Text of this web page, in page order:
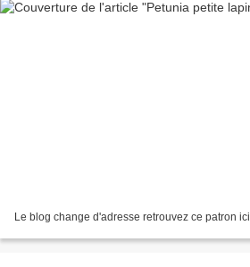
Le blog change d'adresse retrouvez ce patron ici